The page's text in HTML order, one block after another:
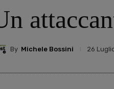
By Michele Bossini 26